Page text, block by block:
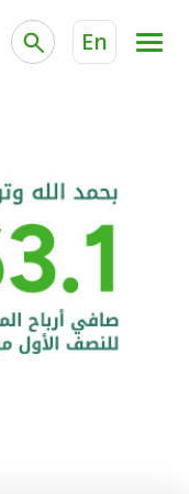
En
الخدمات المصرفية
خدمة "بيتك"
الحسابات
البطاقات
"برامج العملاء"